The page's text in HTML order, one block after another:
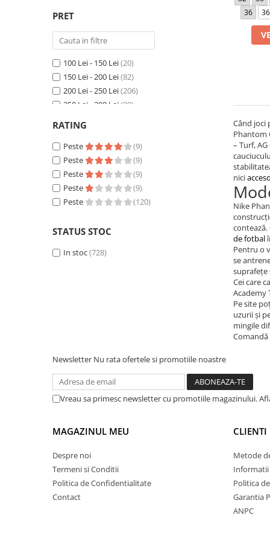
PRET
100 Lei - 150 Lei(20)
150 Lei - 200 Lei(82)
200 Lei - 250 Lei(206)
250 Lei - 300 Lei (99)
400 Lei - 500 Lei
500 Lei - 750 Lei(38)
RATING
Peste
(9)
Peste
(9)
Peste
(9)
Peste
(9)
Peste
(120)
STATUS STOC
In stoc(728)
36
Când joci
Phantom
– Turf,
nici
Nike
de fotbal
Pentru o
se
suprafețe
Cei care
Academy
Pe site
uzurii și
mingile
Newsletter Nu rata ofertele si promotiile noastre
Vreau sa primesc newsletter cu promotiile magazinului.
MAGAZINUL MEU
Despre noi
Termeni si Conditii
Politica de Confidentialitate
Contact
CLIENTI
Metode
Politica
Garantia
ANPC